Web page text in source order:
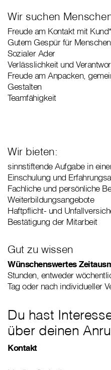
Wir suchen
Freude am Kontakt mit
Gutem Gespür für Menschen
Sozialer Ader
Verlässlichkeit und
Freude am Anpacken,
Gestalten
Teamfähigkeit
Wir bieten:
sinnstiftende Aufgabe in
Einschulung und
Fachliche und persönliche
Weiterbildungsangebote
Haftpflicht- und
Bestätigung der Mitarbeit
Gut zu wissen
Wünschenswertes
Stunden, entweder
Tag oder nach individueller
Du hast
über deinen
Kontakt